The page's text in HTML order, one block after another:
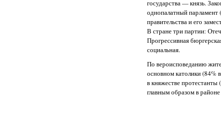
государства — князь.
однопалатный парламент
правительства и его
В стране три партии:
Прогрессивная
социальная.
По вероисповеданию
основном католики (84%
в княжестве
главным образом в